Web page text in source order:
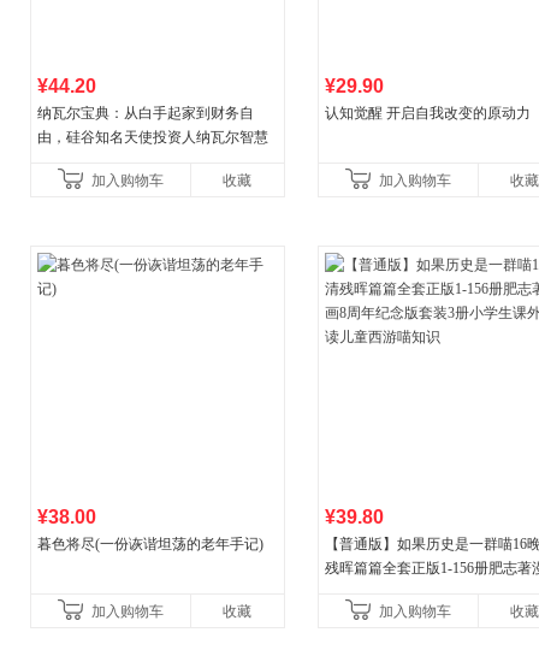
¥44.20
纳瓦尔宝典：从白手起家到财务自
由，硅谷知名天使投资人纳瓦尔智慧
加入购物车
收藏
¥29.90
认知觉醒 开启自我改变的原动力
加入购物车 收藏
¥38.00
暮色将尽(一份诙谐坦荡的老年手记)
加入购物车 收藏
¥39.80
【普通版】如果历史是一群喵16
残晖篇篇全套正版1-156册肥志著
儿童西游喵知识
加入购物车 收藏